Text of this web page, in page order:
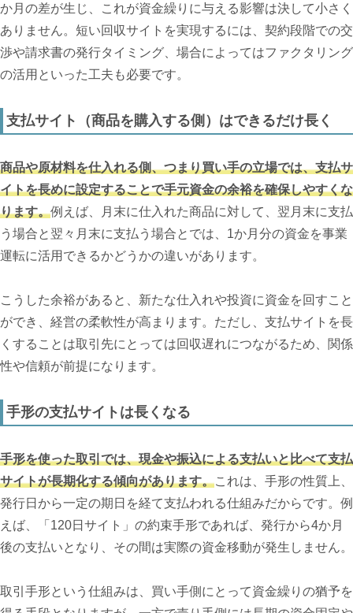
か月の差が生じ、これが資金繰りに与える影響は決して小さく
ありません。短い回収サイトを実現するには、契約段階での交
渉や請求書の発行タイミング、場合によってはファクタリング
の活用といった工夫も必要です。
支払サイト（商品を購入する側）はできるだけ長く
商品や原材料を仕入れる側、つまり買い手の立場では、支払サ
イトを長めに設定することで手元資金の余裕を確保しやすくな
ります。例えば、月末に仕入れた商品に対して、翌月末に支払
う場合と翌々月末に支払う場合とでは、1か月分の資金を事業
運転に活用できるかどうかの違いがあります。
こうした余裕があると、新たな仕入れや投資に資金を回すこと
ができ、経営の柔軟性が高まります。ただし、支払サイトを長
くすることは取引先にとっては回収遅れにつながるため、関係
性や信頼が前提になります。
手形の支払サイトは長くなる
手形を使った取引では、現金や振込による支払いと比べて支払
サイトが長期化する傾向があります。これは、手形の性質上、
発行日から一定の期日を経て支払われる仕組みだからです。例
えば、「120日サイト」の約束手形であれば、発行から4か月
後の支払いとなり、その間は実際の資金移動が発生しません。
取引手形という仕組みは、買い手側にとって資金繰りの猶予を